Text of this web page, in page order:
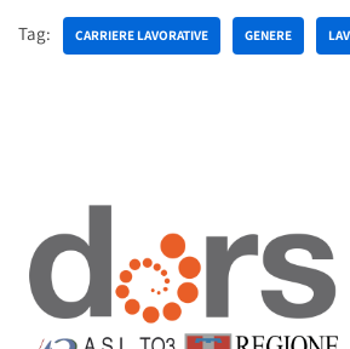
Tag: CARRIERE LAVORATIVE GENERE